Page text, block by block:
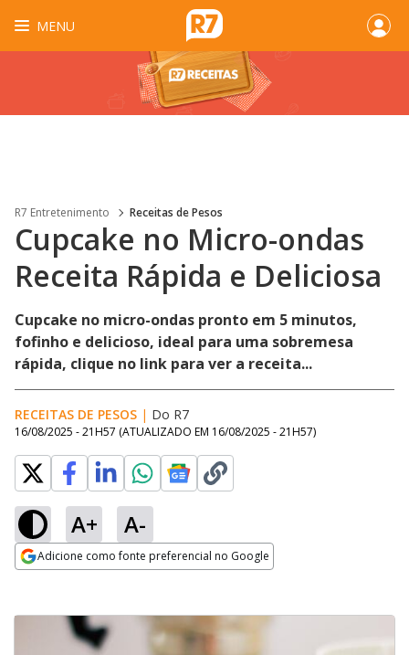
MENU
R7 Entretenimento Receitas de Pesos
Cupcake no Micro-ondas
Receita Rápida e Deliciosa
Cupcake no micro-ondas pronto em 5 minutos,
fofinho e delicioso, ideal para uma sobremesa
rápida, clique no link para ver a receita...
RECEITAS DE PESOS | Do R7
16/08/2025 - 21H57 (ATUALIZADO EM 16/08/2025 - 21H57)
A+ A-
Adicione como fonte preferencial no Google